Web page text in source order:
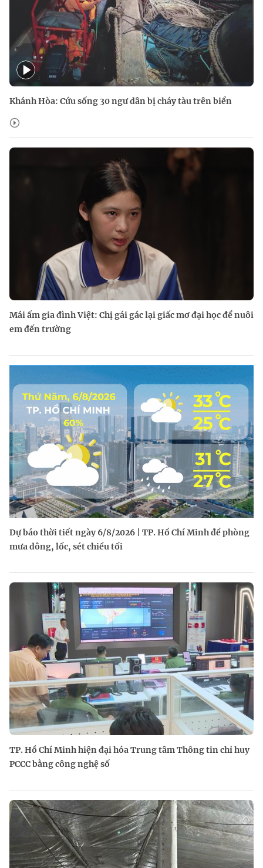
Khánh Hòa: Cứu sống 30 ngư dân bị cháy tàu trên biển
Mái ấm gia đình Việt: Chị gái gác lại giấc mơ đại học để nuôi
em đến trường
Dự báo thời tiết ngày 6/8/2026 | TP. Hồ Chí Minh đề phòng
mưa dông, lốc, sét chiều tối
TP. Hồ Chí Minh hiện đại hóa Trung tâm Thông tin chỉ huy
PCCC bằng công nghệ số